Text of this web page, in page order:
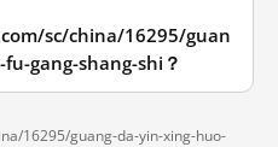
sc/china/16295/guan
gang-shang-shi？
16295/guang-da-yin-xing-huo-